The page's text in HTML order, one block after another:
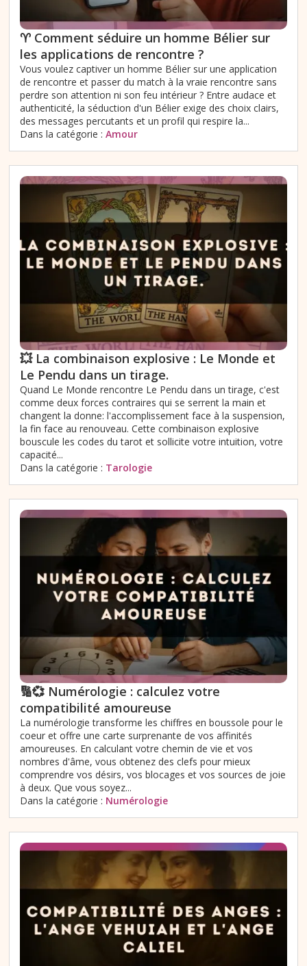
♈️ Comment séduire un homme Bélier sur
les applications de rencontre ?
Vous voulez captiver un homme Bélier sur une application
de rencontre et passer du match à la vraie rencontre sans
perdre son attention ni son feu intérieur ? Entre audace et
authenticité, la séduction d'un Bélier exige des choix clairs,
des messages percutants et un profil qui respire la...
Dans la catégorie : Amour
💥 La combinaison explosive : Le Monde et
Le Pendu dans un tirage.
Quand Le Monde rencontre Le Pendu dans un tirage, c'est
comme deux forces contraires qui se serrent la main et
changent la donne: l'accomplissement face à la suspension,
la fin face au renouveau. Cette combinaison explosive
bouscule les codes du tarot et sollicite votre intuition, votre
capacité...
Dans la catégorie : Tarologie
🔢💞 Numérologie : calculez votre
compatibilité amoureuse
La numérologie transforme les chiffres en boussole pour le
coeur et offre une carte surprenante de vos affinités
amoureuses. En calculant votre chemin de vie et vos
nombres d'âme, vous obtenez des clefs pour mieux
comprendre vos désirs, vos blocages et vos sources de joie
à deux. Que vous soyez...
Dans la catégorie : Numérologie